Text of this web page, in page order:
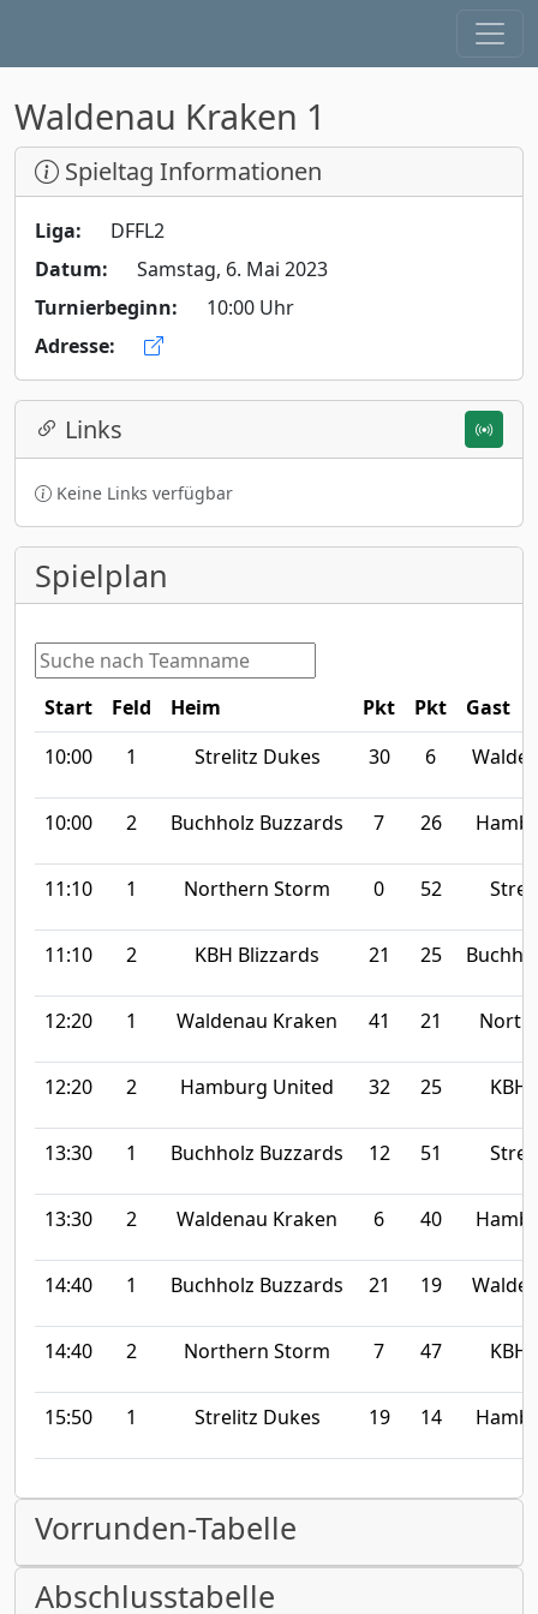
Waldenau Kraken 1
Spieltag Informationen
Liga:
DFFL2
Datum:
Samstag, 6. Mai 2023
Turnierbeginn:
10:00 Uhr
Adresse:
Links
Keine Links verfügbar
Spielplan
Start Feld Heim Pkt Pkt
Gast
10:00
1 Strelitz Dukes 30 6
10:00 2 Buchholz Buzzards 7 26
11:10 1 Northern Storm 0 52
11:10 2 KBH Blizzards 21 25
12:20 1 Waldenau Kraken 41 21
12:20 2 Hamburg United 32 25 KBH
13:30 1 Buchholz Buzzards 12 51
13:30 2 Waldenau Kraken 6 40
14:40 1 Buchholz Buzzards 21 19
14:40 2 Northern Storm 7 47 KBH
15:50 1 Strelitz Dukes 19 14
Vorrunden-Tabelle
Abschlusstabelle